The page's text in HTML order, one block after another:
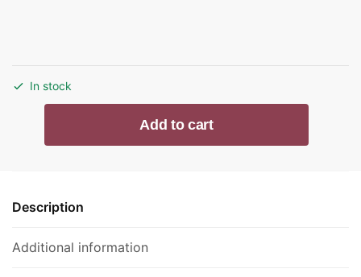
In stock
CLASSE-
ΜΕ
CAMEL-
Add to cart
Description
Additional information